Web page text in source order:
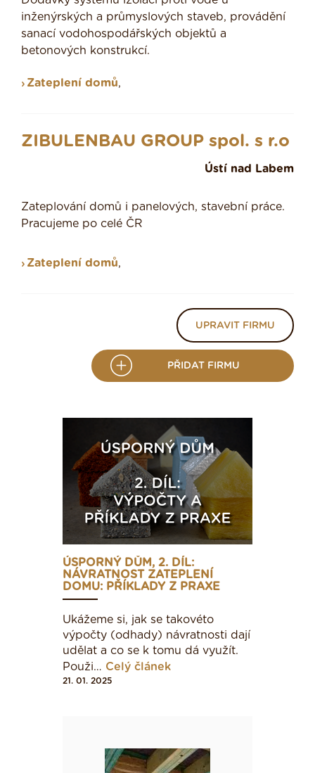
inženýrských a průmyslových staveb, provádění
sanací vodohospodářských objektů a
betonových konstrukcí.
Zateplení domů,
ZIBULENBAU GROUP spol. s r.o
Ústí nad Labem
Zateplování domů i panelových, stavební práce.
Pracujeme po celé ČR
Zateplení domů,
UPRAVIT FIRMU
PŘIDAT FIRMU
ÚSPORNÝ DŮM, 2. DÍL:
NÁVRATNOST ZATEPLENÍ
DOMU: PŘÍKLADY Z PRAXE
Ukážeme si, jak se takovéto
výpočty (odhady) návratnosti dají
udělat a co se k tomu dá využít.
Použi… Celý článek
21. 01. 2025